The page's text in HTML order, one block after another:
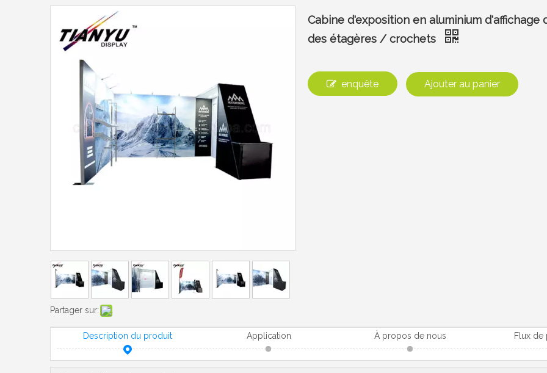
Partager sur:
Cabine d'exposition en aluminium
des étagères / crochets
enquête Ajouter au panier
Description du produit Application À propos de nous Flux de